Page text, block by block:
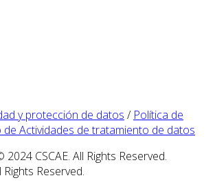
y protección de datos / Política de
de Actividades de tratamiento de datos
2024 CSCAE. All Rights Reserved.
Reserved.